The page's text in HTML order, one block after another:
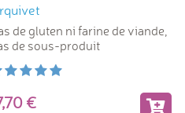
de gluten ni farine de viande,
de sous-produit